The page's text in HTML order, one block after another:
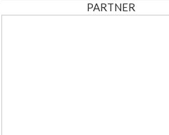
PARTNER